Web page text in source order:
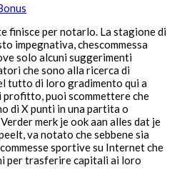
finisce per notarlo. La stagione di
impegnativa, chescommessa
solo alcuni suggerimenti
che sono alla ricerca di
tutto di loro gradimento qui a
profitto, puoi scommettere che
di X punti in una partita o
merk je ook aan alles dat je
va notato che sebbene sia
sportive su Internet che
per trasferire capitali ai loro